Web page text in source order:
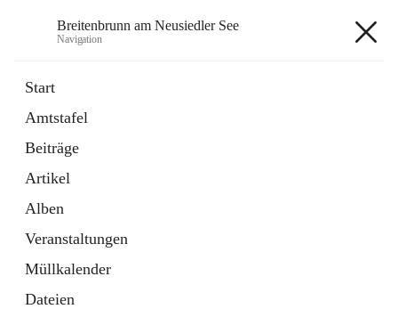
Breitenbrunn am Neusiedler See
Navigation
Start
Amtstafel
Beiträge
Artikel
Alben
Veranstaltungen
Müllkalender
Dateien
18 Schnellzugriffe
Gemeindeservice